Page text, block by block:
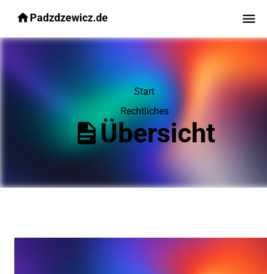
Padzdzewicz.de
Start
Rechtliches
Übersicht